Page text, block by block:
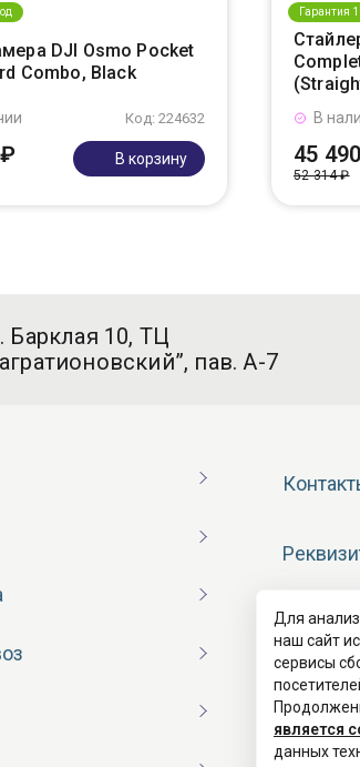
DJI Osmo Pocket
Combo, Black
Код: 224632
В корзину
Гарантия 1
В
45
52 314 ₽
Барклая 10, ТЦ
пав. А-7
Для
наш сайт
сервисы
является
данных